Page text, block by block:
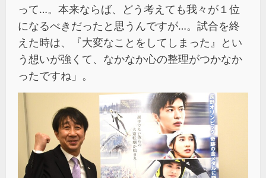
って…。本来ならば、どう考えても我々が１位
になるべきだったと思うんですが…。試合を終
えた時は、『大変なことをしてしまった』とい
う想いが強くて、なかなか心の整理がつかなか
ったですね」。